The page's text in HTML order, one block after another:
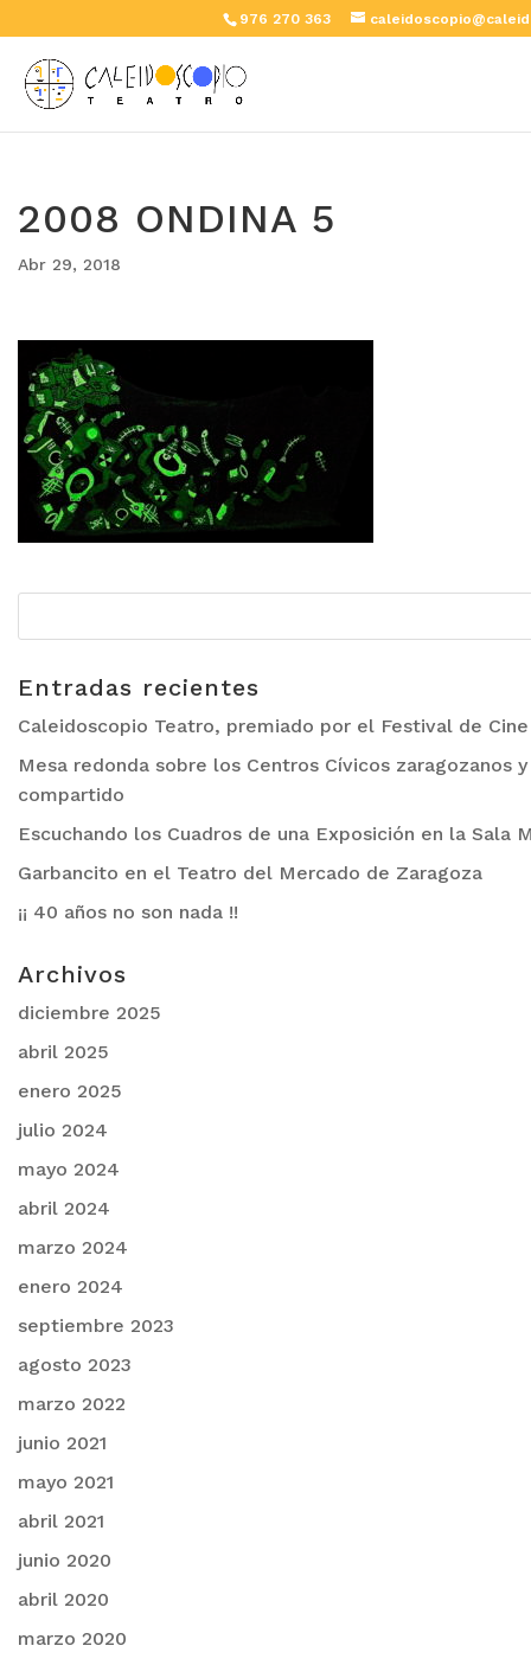
976 270 363
2008 ONDINA 5
Abr 29, 2018
Entradas recientes
Caleidoscopio Teatro, premiado por el Festival de
Mesa redonda sobre los Centros Cívicos zaragozanos
compartido
Escuchando los Cuadros de una Exposición en la Sala
Garbancito en el Teatro del Mercado de Zaragoza
¡¡ 40 años no son nada !!
Archivos
diciembre 2025
abril 2025
enero 2025
julio 2024
mayo 2024
abril 2024
marzo 2024
enero 2024
septiembre 2023
agosto 2023
marzo 2022
junio 2021
mayo 2021
abril 2021
junio 2020
abril 2020
marzo 2020